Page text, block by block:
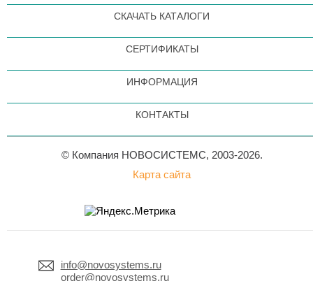
СКАЧАТЬ КАТАЛОГИ
СЕРТИФИКАТЫ
ИНФОРМАЦИЯ
КОНТАКТЫ
© Компания НОВОСИСТЕМС, 2003-2026.
Карта сайта
info@novosystems.ru
order@novosystems.ru